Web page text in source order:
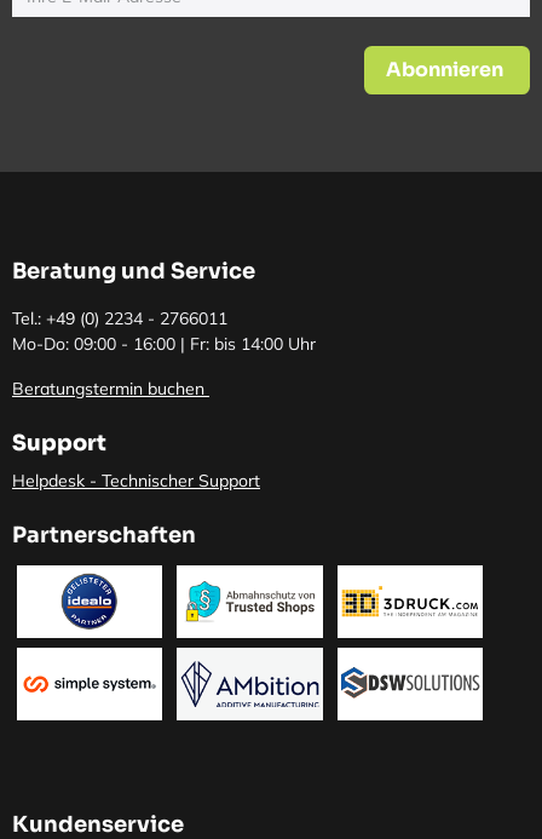
Abonnieren
Beratung und Service
Tel.: +49 (0) 2234 - 2766011
Mo-Do: 09:00 - 16:00 | Fr: bis 14:00 Uhr
Beratungstermin buchen
Support
Helpdesk - Technischer Support
Partnerschaften
Kundenservice